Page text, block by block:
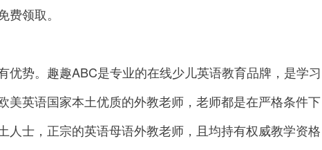
领取。
势。趣趣ABC是专业的在线少儿英语教育品牌，是学习
美英语国家本土优质的外教老师，老师都是在严格条件下
人士，正宗的英语母语外教老师，且均持有权威教学资格